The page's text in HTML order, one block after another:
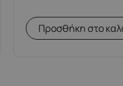
Προσθήκη στο